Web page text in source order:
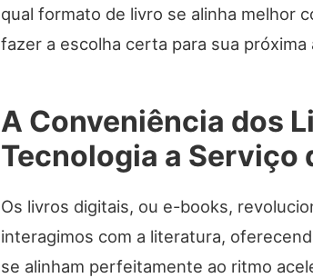
qual formato de livro se alinha melhor
fazer a escolha certa para sua próxima
A Conveniência dos
Tecnologia a Serviço
Os livros digitais, ou e-books,
interagimos com a literatura,
se alinham perfeitamente ao ritmo